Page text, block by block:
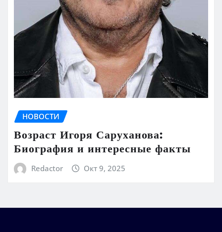
НОВОСТИ
Возраст Игоря Саруханова:
Биография и интересные факты
Redactor Окт 9, 2025